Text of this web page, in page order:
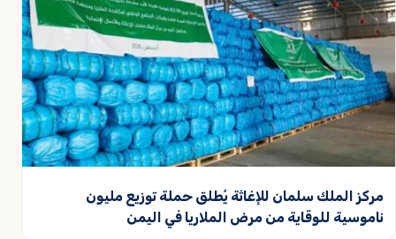
مركز الملك سلمان للإغاثة يُطلق حملة توزيع مليون
ناموسية للوقاية من مرض الملاريا في اليمن